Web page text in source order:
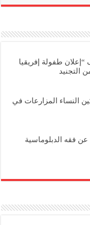
طفولة إفريقيا
التجنيد
النساء المزارعات في
فقه الدبلوماسية